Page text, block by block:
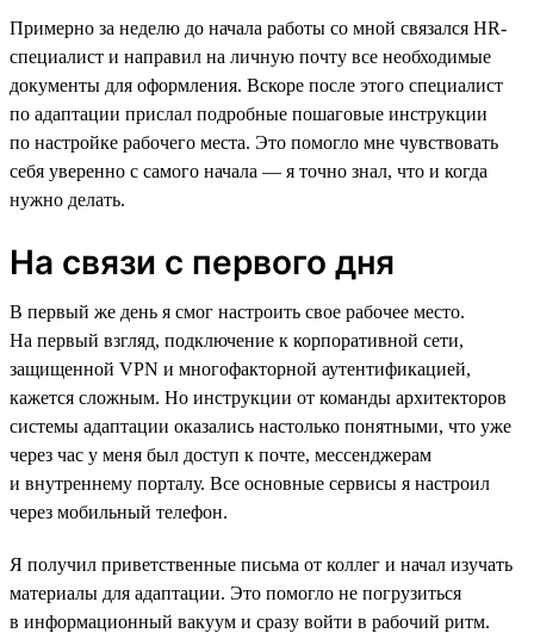
Примерно за неделю до начала работы со мной связался HR-
специалист и направил на личную почту все необходимые
документы для оформления. Вскоре после этого специалист
по адаптации прислал подробные пошаговые инструкции
по настройке рабочего места. Это помогло мне чувствовать
себя уверенно с самого начала — я точно знал, что и когда
нужно делать.
На связи с первого дня
В первый же день я смог настроить свое рабочее место.
На первый взгляд, подключение к корпоративной сети,
защищенной VPN и многофакторной аутентификацией,
кажется сложным. Но инструкции от команды архитекторов
системы адаптации оказались настолько понятными, что уже
через час у меня был доступ к почте, мессенджерам
и внутреннему порталу. Все основные сервисы я настроил
через мобильный телефон.
Я получил приветственные письма от коллег и начал изучать
материалы для адаптации. Это помогло не погрузиться
в информационный вакуум и сразу войти в рабочий ритм.